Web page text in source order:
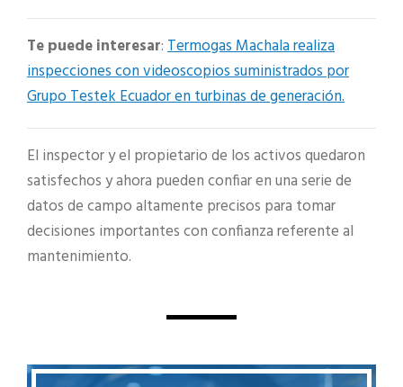
Te puede interesar:Termogas Machala realiza
inspecciones con videoscopios suministrados por
Grupo Testek Ecuador en turbinas de generación.
El inspector y el propietario de los activos quedaron
satisfechos y ahora pueden confiar en una serie de
datos de campo altamente precisos para tomar
decisiones importantes con confianza referente al
mantenimiento.